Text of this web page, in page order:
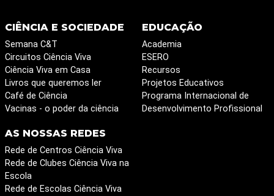
CIÊNCIA E SOCIEDADE
Semana C&T
Circuitos Ciência Viva
Ciência Viva em Casa
Livros que queremos ler
Café de Ciência
Vacinas - o poder da ciência
EDUCAÇÃO
Academia
ESERO
Recursos
Projetos Educativos
Programa Internacional de
Desenvolvimento Profissional
AS NOSSAS REDES
Rede de Centros Ciência Viva
Rede de Clubes Ciência Viva na
Escola
Rede de Escolas Ciência Viva